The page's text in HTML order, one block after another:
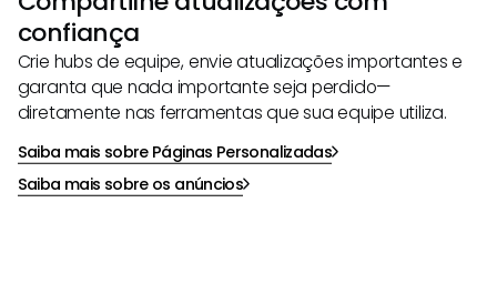
confiança
Crie hubs de equipe, envie atualizações importantes e
garanta que nada importante seja perdido—
diretamente nas ferramentas que sua equipe utiliza.
Saiba mais sobre Páginas Personalizadas
Saiba mais sobre os anúncios